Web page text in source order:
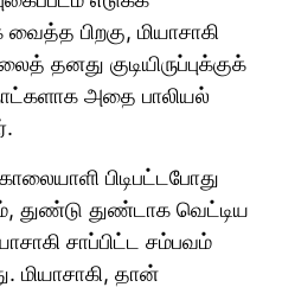
பிறகு, மியாசாகி
தனது குடியிருப்புக்குக்
அதை பாலியல்
பிடிபட்டபோது
துண்டு துண்டாக வெட்டிய
சாப்பிட்ட சம்பவம்
மியாசாகி, தான்